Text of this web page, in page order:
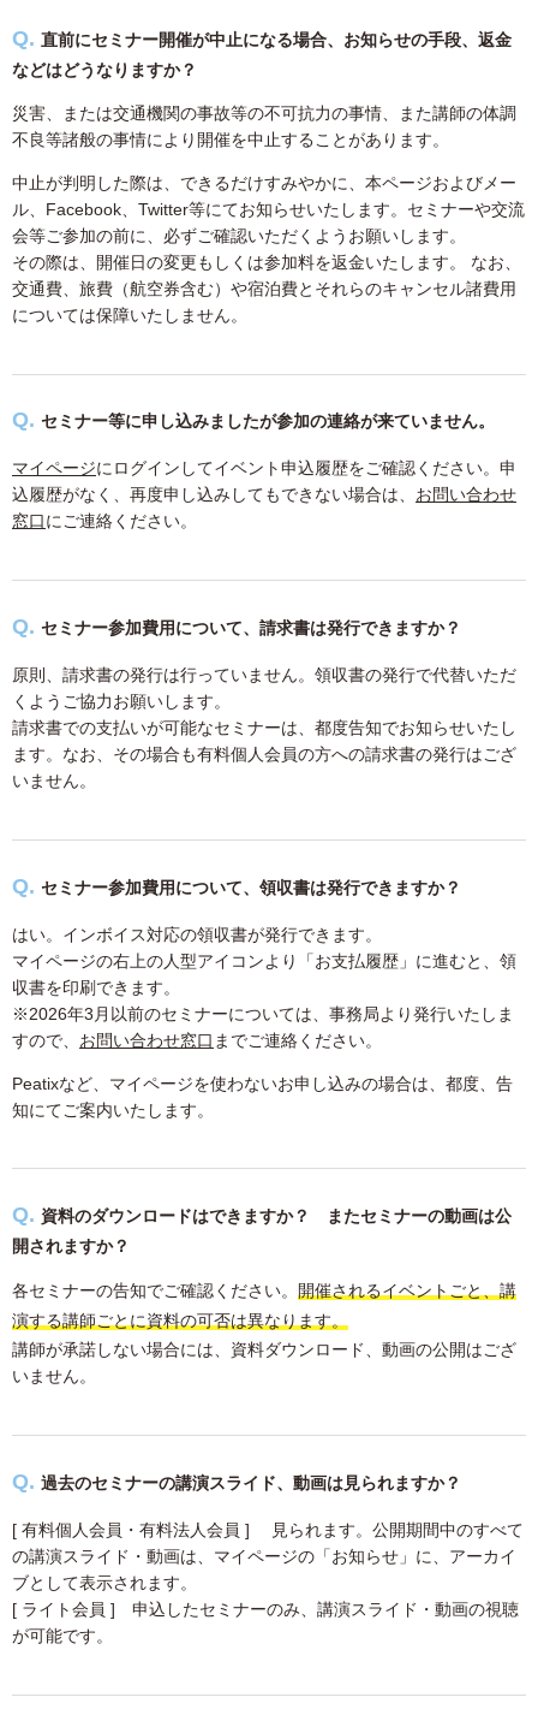
直前にセミナー開催が中止になる場合、お知らせの手段、返金
などはどうなりますか？
災害、または交通機関の事故等の不可抗力の事情、また講師の体調
不良等諸般の事情により開催を中止することがあります。
中止が判明した際は、できるだけすみやかに、本ページおよびメー
ル、Facebook、Twitter等にてお知らせいたします。セミナーや交流
会等ご参加の前に、必ずご確認いただくようお願いします。
その際は、開催日の変更もしくは参加料を返金いたします。 なお、
交通費、旅費（航空券含む）や宿泊費とそれらのキャンセル諸費用
については保障いたしません。
セミナー等に申し込みましたが参加の連絡が来ていません。
マイページにログインしてイベント申込履歴をご確認ください。申
込履歴がなく、再度申し込みしてもできない場合は、 お問い合わせ
窓口にご連絡ください。
セミナー参加費用について、請求書は発行できますか？
原則、請求書の発行は行っていません。領収書の発行で代替いただ
くようご協力お願いします。
請求書での支払いが可能なセミナーは、都度告知でお知らせいたし
ます。なお、その場合も有料個人会員の方への請求書の発行はござ
いません。
セミナー参加費用について、領収書は発行できますか？
はい。インボイス対応の領収書が発行できます。
マイページの右上の人型アイコンより「お支払履歴」に進むと、領
収書を印刷できます。
※2026年3月以前のセミナーについては、事務局より発行いたしま
すので、 お問い合わせ窓口 までご連絡ください。
Peatixなど、マイページを使わないお申し込みの場合は、都度、告
知にてご案内いたします。
資料のダウンロードはできますか？ またセミナーの動画は公
開されますか？
各セミナーの告知でご確認ください。 開催されるイベントごと、講
演する講師ごとに資料の可否は異なります。
講師が承諾しない場合には、資料ダウンロード、動画の公開はござ
いません。
過去のセミナーの講演スライド、動画は見られますか？
[ 有料個人会員・有料法人会員 ] 見られます。公開期間中のすべて
の講演スライド・動画は、マイページの「お知らせ」に、アーカイ
ブとして表示されます。
[ ライト会員 ] 申込したセミナーのみ、講演スライド・動画の視聴
が可能です。